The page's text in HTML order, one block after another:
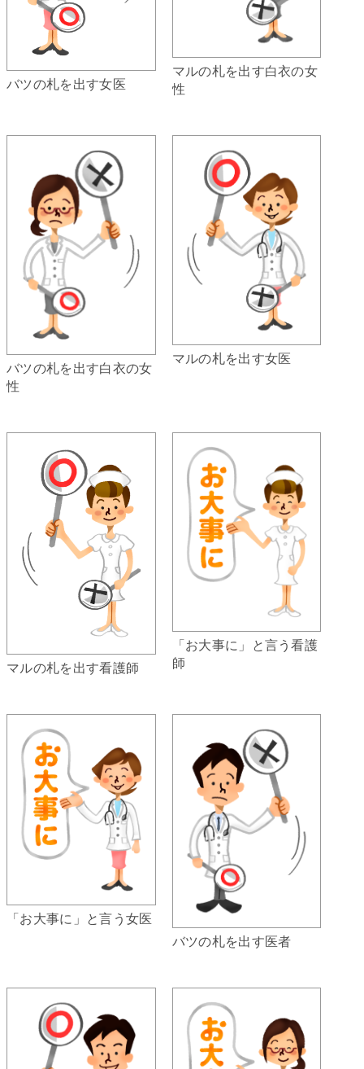
バツの札を出す女医
マルの札を出す白衣の女
性
バツの札を出す白衣の女
性
マルの札を出す女医
マルの札を出す看護師
「お大事に」と言う看護
師
「お大事に」と言う女医
バツの札を出す医者